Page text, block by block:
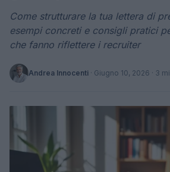
Come strutturare la tua lettera di
esempi concreti e consigli pratici
che fanno riflettere i recruiter
Andrea Innocenti · Giugno 10, 2026 · 3